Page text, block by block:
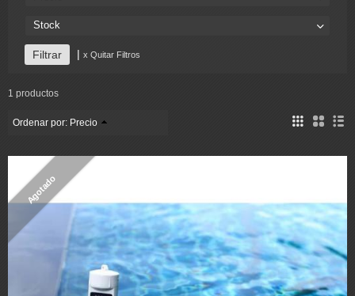
Stock
| x Quitar Filtros
1 productos
Ordenar por: Precio
Agotado